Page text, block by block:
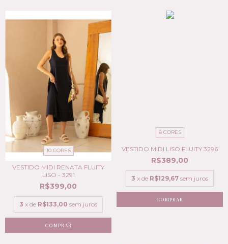
10 CORES
VESTIDO MIDI RENATA FLUITY
LISO - 3291
R$399,00
3 x de R$133,00 sem juros
COMPRAR
8 CORES
VESTIDO MIDI LISO FLUITY 3296
R$389,00
3 x de R$129,67 sem juros
COMPRAR